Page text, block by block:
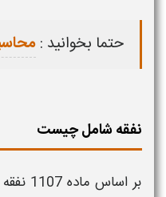
حتما بخوانید :
نفقه شامل چیست
بر اساس ماده 1107